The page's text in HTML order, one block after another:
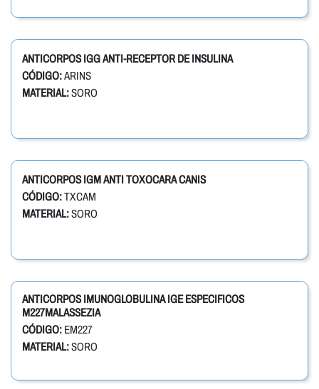
ANTICORPOS IGG ANTI-RECEPTOR DE INSULINA
CÓDIGO:ARINS
MATERIAL:SORO
ANTICORPOS IGM ANTI TOXOCARA CANIS
CÓDIGO:TXCAM
MATERIAL:SORO
ANTICORPOS IMUNOGLOBULINA IGE ESPECIFICOS
M227MALASSEZIA
CÓDIGO: EM227
MATERIAL:SORO